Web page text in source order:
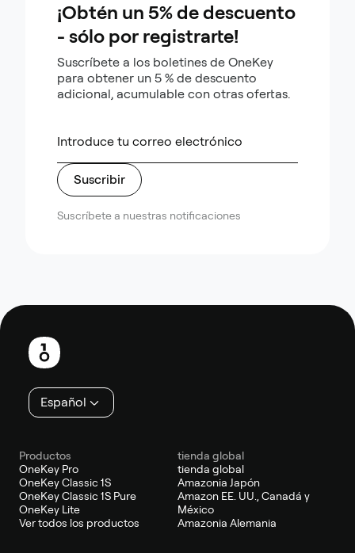
¡Obtén un 5% de descuento
- sólo por registrarte!
Suscríbete a los boletines de OneKey
para obtener un 5 % de descuento
adicional, acumulable con otras ofertas.
Suscribir
Suscríbete a nuestras notificaciones
Pie
página
Español
Productos
OneKey Pro
OneKey Classic 1S
OneKey Classic 1S Pure
OneKey Lite
Ver todos los productos
tienda global
tienda global
Amazonia Japón
Amazon EE. UU., Canadá y
México
Amazonia Alemania